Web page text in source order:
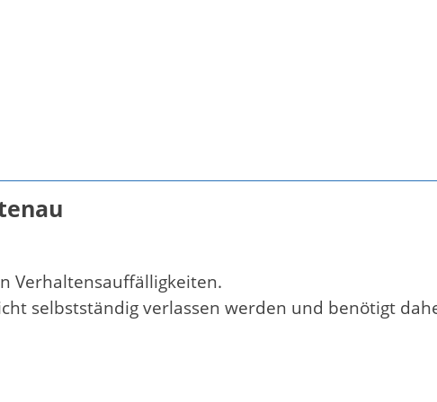
Verhaltensauffälligkeiten.
selbstständig verlassen werden und benötigt